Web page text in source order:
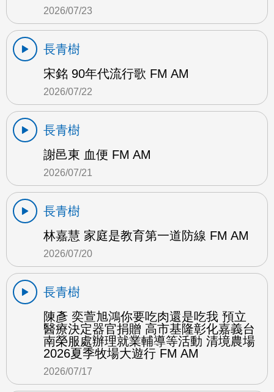
2026/07/23
長青樹
宋銘 90年代流行歌 FM AM
2026/07/22
長青樹
謝邑東 血便 FM AM
2026/07/21
長青樹
林嘉慧 家庭是教育第一道防線 FM AM
2026/07/20
長青樹
陳彥 奕萱旭鴻你要吃肉還是吃我 預立
醫療決定器官捐贈 高市基隆彰化嘉義台
南榮服處辦理就業輔導等活動 清境農場
2026夏季牧場大遊行 FM AM
2026/07/17